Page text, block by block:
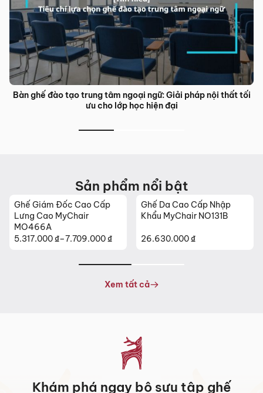
Bàn ghế đào tạo trung tâm ngoại ngữ: Giải pháp nội thất tối
ưu cho lớp học hiện đại
Sản phẩm nổi bật
Ghế Giám Đốc Cao Cấp
Lưng Cao MyChair
MO466A
5.317.000₫–7.709.000₫
Khoảng
Ghế Da Cao Cấp Nhập
Khẩu MyChair NO131B
26.630.000₫
Xem tất cả
Khám phá ngay bộ sưu tập ghế